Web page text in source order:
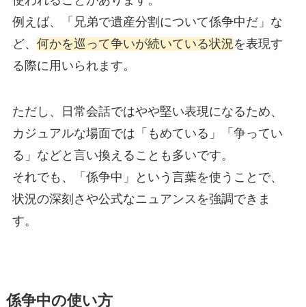
例えば、「兄弟で遺産分割について係争中だ」な
ど、 何かを巡って争いが続いている状況を表現す
る際に用いられます。
ただし、日常会話ではやや堅い表現になるため、
カジュアルな場面では「もめている」「争ってい
る」などと言い換えることも多いです。
それでも、「係争中」という言葉を使うことで、
状況の深刻さや公式なニュアンスを強調できま
す。
係争中の使い方